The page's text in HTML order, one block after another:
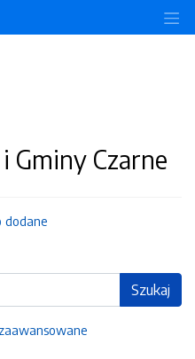
Gminy Czarne
dodane
Szukaj